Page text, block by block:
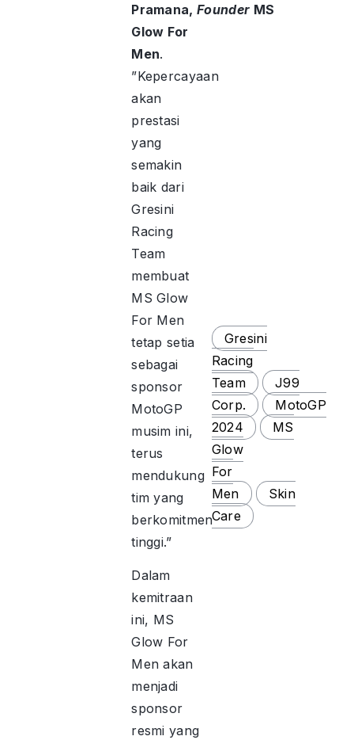
Pramana,Founder MS
Glow For
Men.
”Kepercayaan
akan
prestasi
yang
semakin
baik dari
Gresini
Racing
Team
membuat
MS Glow
For Men
tetap setia
sebagai
sponsor
MotoGP
musim ini,
terus
mendukung
tim yang
berkomitmen
tinggi.”
Dalam
kemitraan
ini, MS
Glow For
Men akan
menjadi
sponsor
resmi yang
Gresini
Racing
Team
J99
Corp.
MotoGP
2024
MS
Glow
For
Men
Skin
Care